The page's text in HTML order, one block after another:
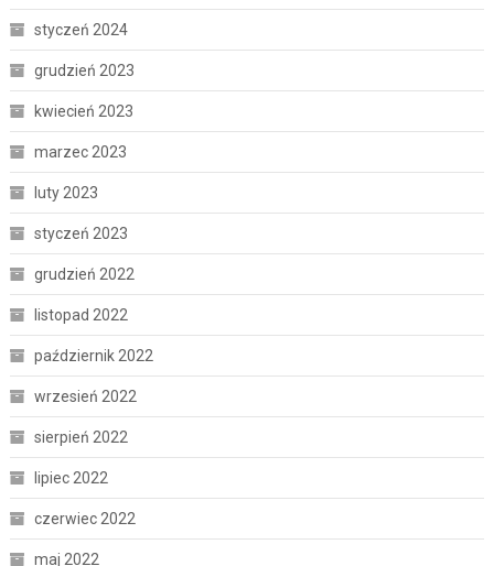
styczeń 2024
grudzień 2023
kwiecień 2023
marzec 2023
luty 2023
styczeń 2023
grudzień 2022
listopad 2022
październik 2022
wrzesień 2022
sierpień 2022
lipiec 2022
czerwiec 2022
maj 2022